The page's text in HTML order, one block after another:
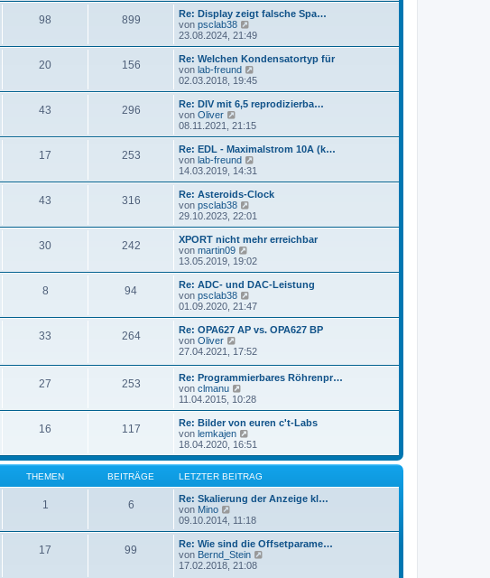
r
B
i
t
r
a
g
e
s
t
e
r
B
e
i
t
r
g
98 899
Re: Display zeigt falsche Spa…
von psclab38
e
u
e
s
t
B
e
i
r
a
g
23.08.2024, 21:49
20 156
Re: Welchen Kondensatortyp für
von lab-freund
e
u
e
s
t
B
e
i
r
g
02.03.2018, 19:45
43 296
Re: DIV mit 6,5 reprodizierba…
von Oliver
e
u
e
s
t
r
B
e
i
r
a
g
08.11.2021, 21:15
17 253
Re: EDL - Maximalstrom 10A (k…
von lab-freund
e
u
e
t
r
B
e
i
r
g
14.03.2019, 14:31
43 316
Re: Asteroids-Clock
von psclab38
e
u
e
t
r
B
e
i
r
g
29.10.2023, 22:01
30 242
XPORT nicht mehr erreichbar
von martin09
e
u
e
s
t
r
B
e
i
t
r
g
13.05.2019, 19:02
8 94
Re: ADC- und DAC-Leistung
von psclab38
e
u
e
t
B
i
t
r
g
01.09.2020, 21:47
33 264
Re: OPA627 AP vs. OPA627 BP
von Oliver
e
s
t
e
B
e
i
t
r
a
g
27.04.2021, 17:52
27 253
Re: Programmierbares Röhrenpr…
von clmanu
e
u
e
s
t
r
B
e
i
t
r
g
11.04.2015, 10:28
16 117
Re: Bilder von euren c't-Labs
von lemkajen
e
u
e
s
t
e
B
e
i
t
r
18.04.2020, 16:51
THEMEN BEITRÄGE LETZTER BEITRAG
1 6
Re: Skalierung der Anzeige kl…
von Mino
e
u
e
s
t
09.10.2014, 11:18
17 99
Re: Wie sind die Offsetparame…
von Bernd_Stein
17.02.2018, 21:08